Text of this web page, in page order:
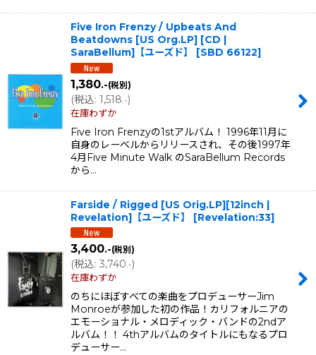
Five Iron Frenzy / Upbeats And
Beatdowns [US Org.LP] [CD |
SaraBellum]【ユーズド】
[SBD 66122]
1,380.-(税別)
(税込: 1,518 .-)
在庫わずか
Five Iron Frenzyの1stアルバム！ 1996年11月に
自身のレーベルからリリースされ、その後1997年
4月Five Minute Walk のSaraBellum Records
から…
Farside / Rigged [US Orig.LP][12inch |
Revelation]【ユーズド】
[Revelation:33]
3,400.-(税別)
(税込: 3,740.-)
在庫わずか
のちにほぼすべての楽曲をプロデューサーJim
Monroeが参加した初の作品！カリフォルニアの
エモーショナル・メロディック・バンドの2ndア
ルバム！！ 4thアルバムのタイトルにもなるプロ
デューサー…